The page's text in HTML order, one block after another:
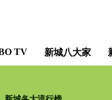
TV 新城八大家
古典章「捷